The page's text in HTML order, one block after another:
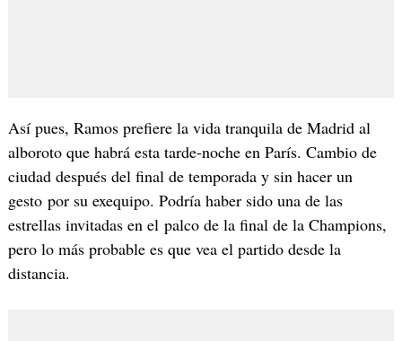
Así pues, Ramos prefiere la vida tranquila de Madrid al
alboroto que habrá esta tarde-noche en París. Cambio de
ciudad después del final de temporada y sin hacer un
gesto por su exequipo. Podría haber sido una de las
estrellas invitadas en el palco de la final de la Champions,
pero lo más probable es que vea el partido desde la
distancia.